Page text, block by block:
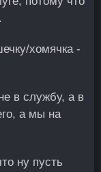
хомячка -
в службу, а в
а мы на
ну пусть